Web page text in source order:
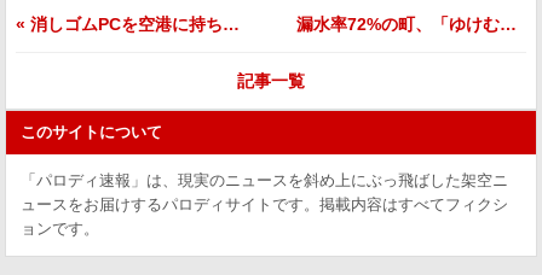
« 消しゴムPCを空港に持ち込んだ結果ｗｗｗ「消しゴムの中に何か入っていますか？」 漏水率72%の町、「ゆけむりタウン」として観光地化宣言 水道局員「せめて2割は届けてほしい」 »
記事一覧
このサイトについて
「パロディ速報」は、現実のニュースを斜め上にぶっ飛ばした架空ニ
ュースをお届けするパロディサイトです。掲載内容はすべてフィクシ
ョンです。